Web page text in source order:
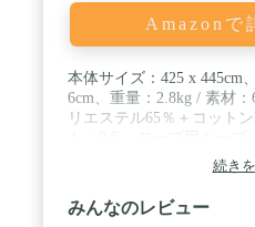
【コンパクト＆持ち運び
グが付き、収納は手のひ
です。
Amazonで
本体サイズ：425 x 445cm
6cm、重量：2.8kg / 素材
リエステル65％＋コット
ープ4本、収納ケース(※ポ
続き
みんなのレビュー